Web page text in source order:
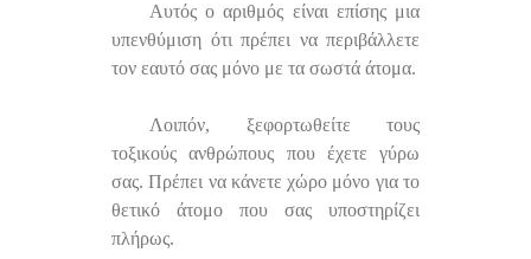
Αυτός ο αριθμός είναι επίσης μια
υπενθύμιση ότι πρέπει να περιβάλλετε
τον εαυτό σας μόνο με τα σωστά άτομα.
Λοιπόν, ξεφορτωθείτε τους
τοξικούς ανθρώπους που έχετε γύρω
σας. Πρέπει να κάνετε χώρο μόνο για το
θετικό άτομο που σας υποστηρίζει
πλήρως.